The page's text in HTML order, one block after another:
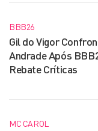
BBB26
Gil do Vigor
Andrade Após
Rebate Críticas
MC CAROL